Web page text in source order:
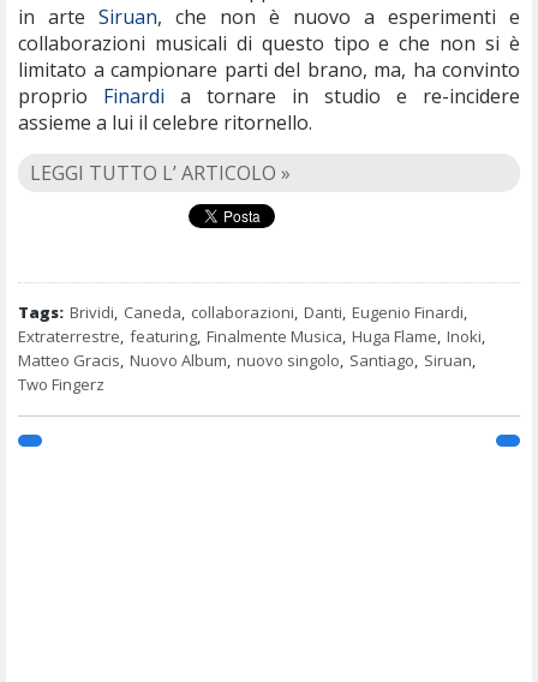
in arte Siruan, che non è nuovo a esperimenti e
collaborazioni musicali di questo tipo e che non si è
limitato a campionare parti del brano, ma, ha convinto
proprio Finardi a tornare in studio e re-incidere
assieme a lui il celebre ritornello.
LEGGI TUTTO L’ ARTICOLO »
Tags: Brividi, Caneda, collaborazioni, Danti, Eugenio Finardi,
Extraterrestre, featuring, Finalmente Musica, Huga Flame, Inoki,
Matteo Gracis, Nuovo Album, nuovo singolo, Santiago, Siruan,
Two Fingerz